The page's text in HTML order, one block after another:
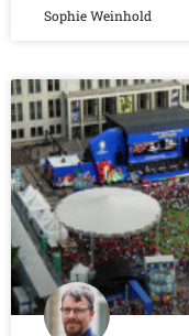
Sophie Weinhold